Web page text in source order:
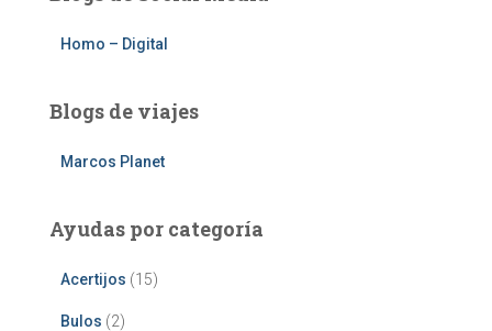
Homo – Digital
Blogs de viajes
Marcos Planet
Ayudas por categoría
Acertijos (15)
Bulos (2)